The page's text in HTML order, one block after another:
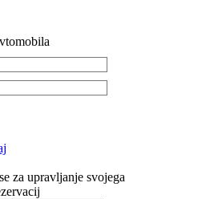
za upravljanje svojega